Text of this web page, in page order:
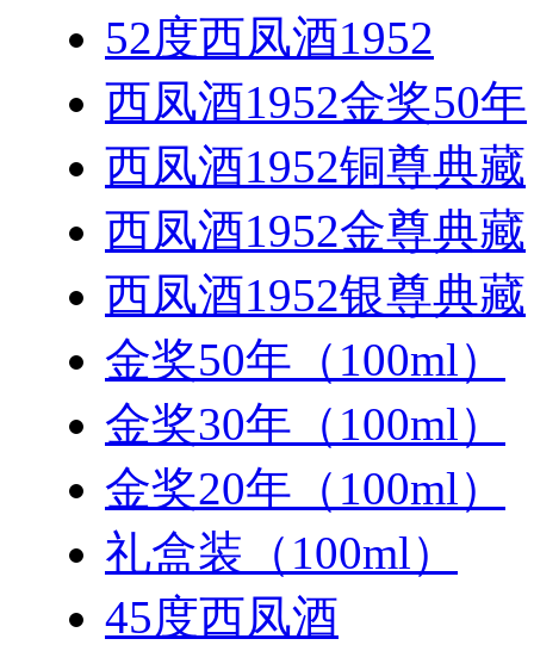
52度西凤酒1952
西凤酒1952金奖50年
西凤酒1952铜尊典藏
西凤酒1952金尊典藏
西凤酒1952银尊典藏
金奖50年（100ml）
金奖30年（100ml）
金奖20年（100ml）
礼盒装（100ml）
45度西凤酒